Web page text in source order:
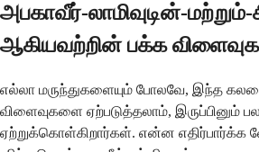
அபகாவீர்-லாமிவுடின்-
ஆகியவற்றின் பக்க
எல்லா மருந்துகளையும் போலவே, இந்த
விளைவுகளை ஏற்படுத்தலாம், இருப்பினும்
ஏற்றுக்கொள்கிறார்கள். என்ன எதிர்பார்க்க